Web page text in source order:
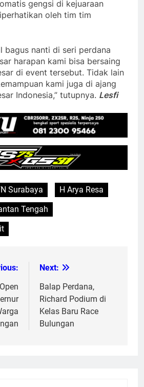
gengsi di kejuaraan
oleh tim tim
bagus nanti di seri perdana
harapan kami bisa bersaing
di event tersebut. Tidak lain
kami juga di ajang
Indonesia,” tutupnya. Lesfi
Surabaya
H Arya Resa
Tengah
Next:
Balap Perdana,
Richard Podium di
Kelas Baru Race
Bulungan